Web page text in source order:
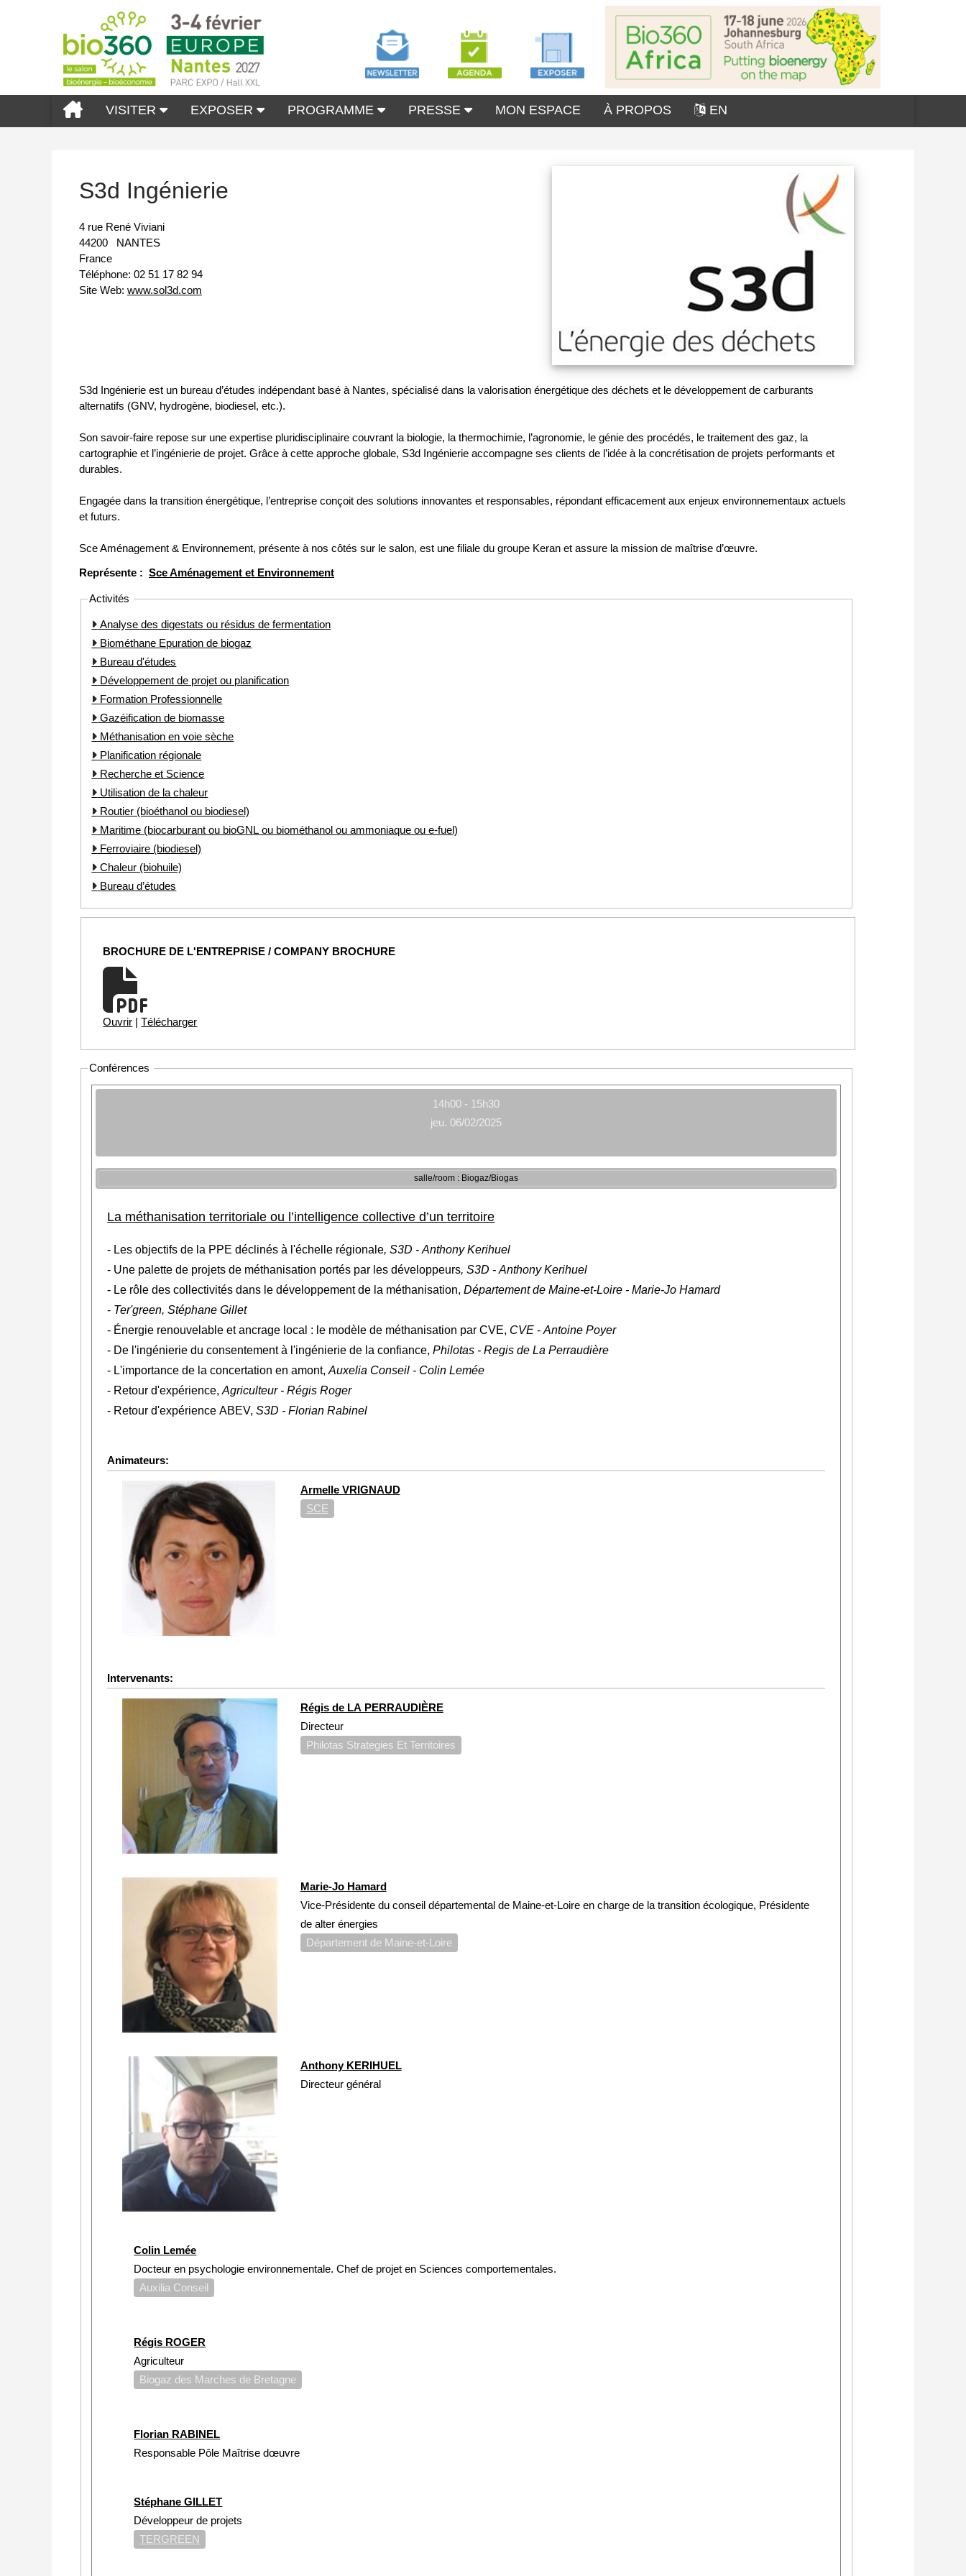
VISITER EXPOSER PROGRAMME PRESSE MON ESPACE À PROPOS EN
S3d Ingénierie
4 rue René Viviani
44200
NANTES
France
Téléphone: 02 51 17 82 94
Site Web: www.sol3d.com
S3d Ingénierie est un bureau d’études indépendant basé à Nantes, spécialisé dans la valorisation énergétique des déchets et le développement de carburants
alternatifs (GNV, hydrogène, biodiesel, etc.).
Son savoir-faire repose sur une expertise pluridisciplinaire couvrant la biologie, la thermochimie, l’agronomie, le génie des procédés, le traitement des gaz, la
cartographie et l’ingénierie de projet. Grâce à cette approche globale, S3d Ingénierie accompagne ses clients de l’idée à la concrétisation de projets performants et
durables.
Engagée dans la transition énergétique, l’entreprise conçoit des solutions innovantes et responsables, répondant efficacement aux enjeux environnementaux actuels
et futurs.
Sce Aménagement & Environnement, présente à nos côtés sur le salon, est une filiale du groupe Keran et assure la mission de maîtrise d’œuvre.
Représente : Sce Aménagement et Environnement
Activités
Analyse des digestats ou résidus de fermentation
Biométhane Epuration de biogaz
Bureau d'études
Développement de projet ou planification
Formation Professionnelle
Gazéification de biomasse
Méthanisation en voie sèche
Planification régionale
Recherche et Science
Utilisation de la chaleur
Routier (bioéthanol ou biodiesel)
Maritime (biocarburant ou bioGNL ou biométhanol ou ammoniaque ou e-fuel)
Ferroviaire (biodiesel)
Chaleur (biohuile)
Bureau d’études
BROCHURE DE L'ENTREPRISE / COMPANY BROCHURE
Ouvrir | Télécharger
Conférences
14h00 - 15h30
jeu. 06/02/2025
salle/room : Biogaz/Biogas
La méthanisation territoriale ou l’intelligence collective d’un territoire
- Les objectifs de la PPE déclinés à l'échelle régionale, S3D - Anthony Kerihuel
- Une palette de projets de méthanisation portés par les développeurs, S3D - Anthony Kerihuel
- Le rôle des collectivités dans le développement de la méthanisation,Département de Maine-et-Loire - Marie-Jo Hamard
- Ter'green, Stéphane Gillet
- Énergie renouvelable et ancrage local : le modèle de méthanisation par CVE, CVE - Antoine Poyer
- De l'ingénierie du consentement à l'ingénierie de la confiance,Philotas - Regis de La Perraudière
- L'importance de la concertation en amont,Auxelia Conseil - Colin Lemée
- Retour d'expérience,Agriculteur - Régis Roger
- Retour d'expérience ABEV,S3D - Florian Rabinel
Animateurs:
Armelle VRIGNAUD
SCE
Intervenants:
Régis de LA PERRAUDIÈRE
Directeur
Philotas Strategies Et Territoires
Marie-Jo Hamard
Vice-Présidente du conseil départemental de Maine-et-Loire en charge de la transition écologique, Présidente
de alter énergies
Département de Maine-et-Loire
Anthony KERIHUEL
Directeur général
Colin Lemée
Docteur en psychologie environnementale. Chef de projet en Sciences comportementales.
Auxilia Conseil
Régis ROGER
Agriculteur
Biogaz des Marches de Bretagne
Florian RABINEL
Responsable Pôle Maîtrise dœuvre
Stéphane GILLET
Développeur de projets
TERGREEN